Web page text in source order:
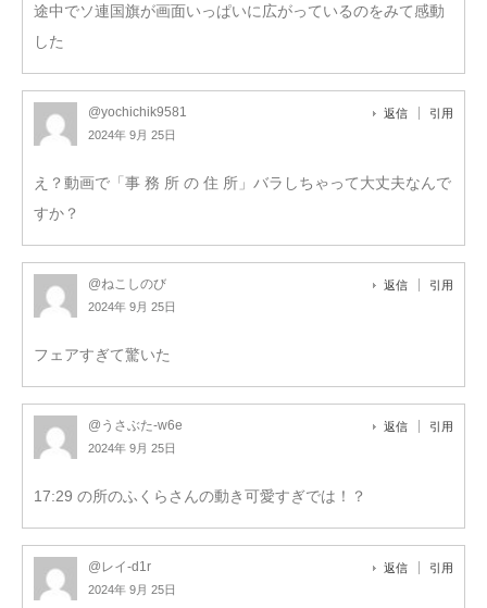
途中でソ連国旗が画面いっぱいに広がっているのをみて感動
した
@yochichik9581
2024年 9月 25日
返信 引用
え？動画で「事 務 所 の 住 所」バラしちゃって大丈夫なんで
すか？
@ねこしのび
2024年 9月 25日
返信 引用
フェアすぎて驚いた
@うさぶた-w6e
2024年 9月 25日
返信 引用
17:29 の所のふくらさんの動き可愛すぎでは！？
@レイ-d1r
2024年 9月 25日
返信 引用